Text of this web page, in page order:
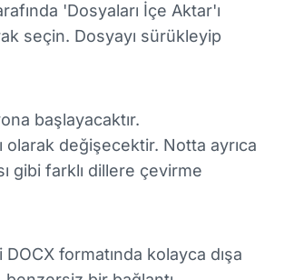
'Dosyaları İçe Aktar'ı
seçin. Dosyayı sürükleyip
başlayacaktır.
değişecektir. Notta ayrıca
gibi farklı dillere çevirme
formatında kolayca dışa